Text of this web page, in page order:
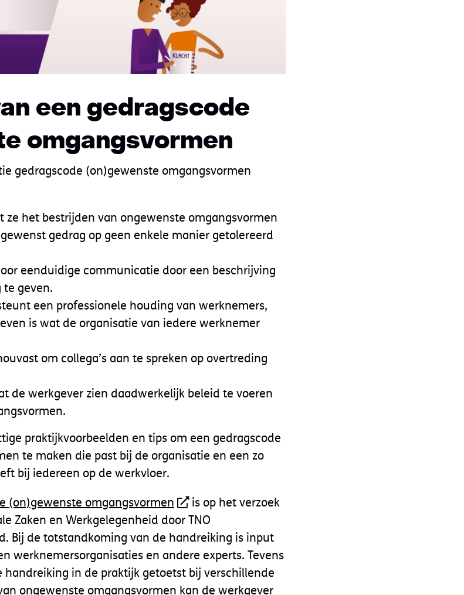
een gedragscode
omgangsvormen
gedragscode (on)gewenste omgangsvormen
ze het bestrijden van ongewenste omgangsvormen
gedrag op geen enkele manier getolereerd
eenduidige communicatie door een beschrijving
geven.
een professionele houding van werknemers,
is wat de organisatie van iedere werknemer
om collega’s aan te spreken op overtreding
de werkgever zien daadwerkelijk beleid te voeren
praktijkvoorbeelden en tips om een gedragscode
te maken die past bij de organisatie en een zo
bij iedereen op de werkvloer.
(on)gewenste omgangsvormen
is op het verzoek
Zaken en Werkgelegenheid door TNO
Bij de totstandkoming van de handreiking is input
werknemersorganisaties en andere experts. Tevens
handreiking in de praktijk getoetst bij verschillende
ongewenste omgangsvormen kan de werkgever